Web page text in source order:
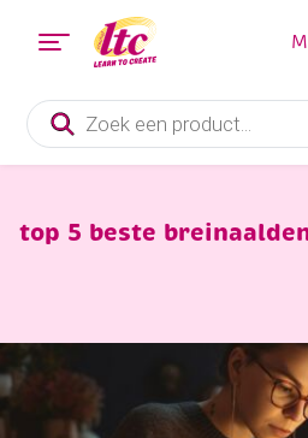
Producten
zoeken
top 5 beste